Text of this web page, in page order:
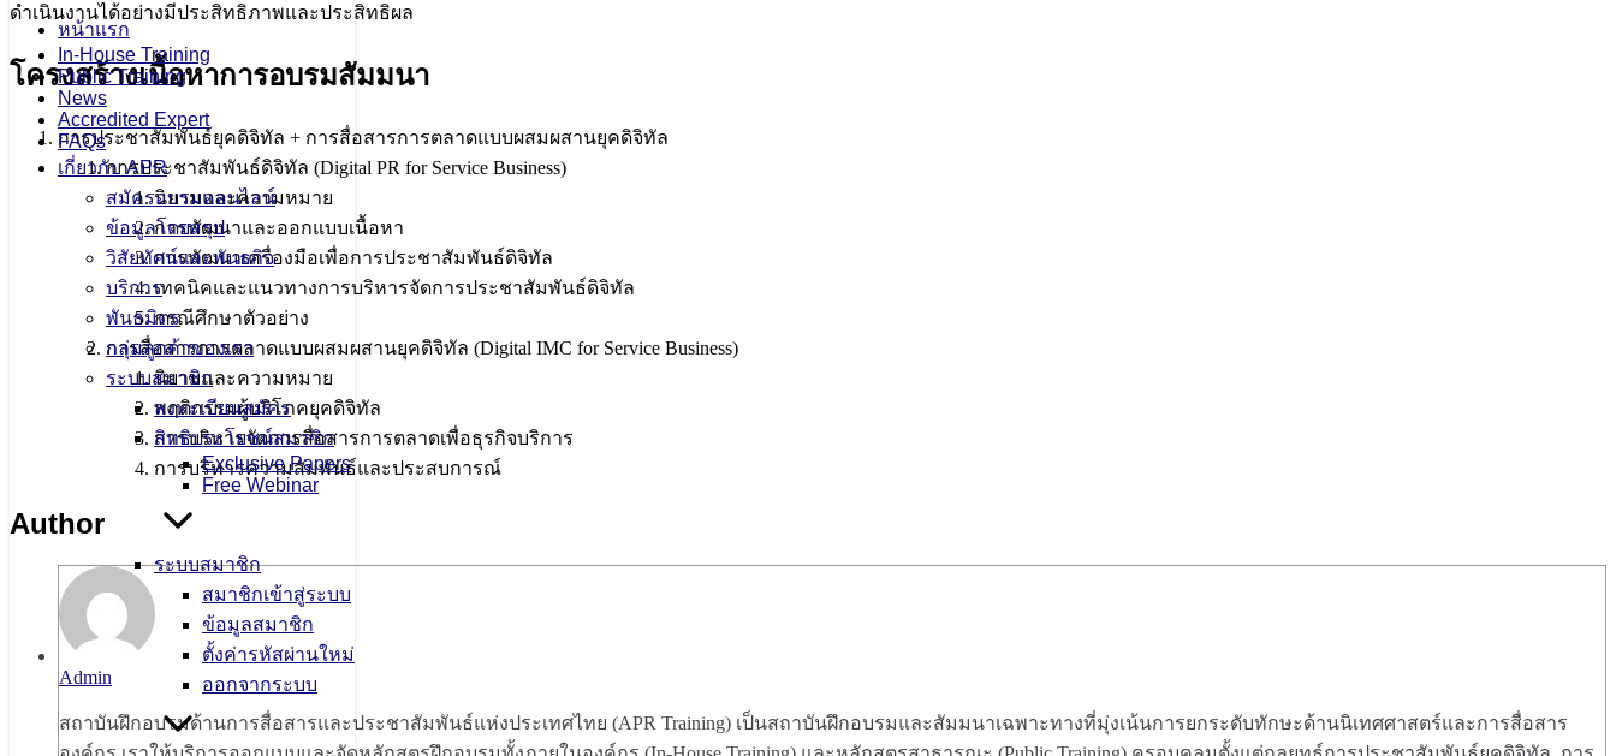
หน้าแรก
In-House Training
Public Training
News
Accredited Expert
FAQs
เกี่ยวกับ APR
สมัครอบรมออนไลน์
ข้อมูลโดยสรุป
วิสัยทัศน์และพันธกิจ
บริการ
พันธมิตร
กลุ่มลูกค้าของเรา
ระบบสมาชิก
ลงทะเบียนสมัคร
สิทธิประโยชน์สมาชิก
Exclusive Papers
Free Webinar
ระบบสมาชิก
สมาชิกเข้าสู่ระบบ
ข้อมูลสมาชิก
ตั้งค่ารหัสผ่านใหม่
ออกจากระบบ
ดำเนินงานได้อย่างมีประสิทธิภาพและประสิทธิผล
โครงสร้างเนื้อหาการอบรมสัมมนา
การประชาสัมพันธ์ยุคดิจิทัล + การสื่อสารการตลาดแบบผสมผสานยุคดิจิทัล
การประชาสัมพันธ์ดิจิทัล (Digital PR for Service Business)
นิยามและความหมาย
การพัฒนาและออกแบบเนื้อหา
การพัฒนาเครื่องมือเพื่อการประชาสัมพันธ์ดิจิทัล
เทคนิคและแนวทางการบริหารจัดการประชาสัมพันธ์ดิจิทัล
กรณีศึกษาตัวอย่าง
การสื่อสารการตลาดแบบผสมผสานยุคดิจิทัล (Digital IMC for Service Business)
นิยามและความหมาย
พฤติกรรมผู้บริโภคยุคดิจิทัล
การบริหารจัดการสื่อสารการตลาดเพื่อธุรกิจบริการ
การบริหารความสัมพันธ์และประสบการณ์
Author
Admin
สถาบันฝึกอบรมด้านการสื่อสารและประชาสัมพันธ์แห่งประเทศไทย (APR Training) เป็นสถาบันฝึกอบรมและสัมมนาเฉพาะทางที่มุ่งเน้นการยกระดับทักษะด้านนิเทศศาสตร์และการสื่อสาร